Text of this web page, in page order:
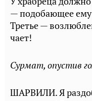
— подобающее
Третье —
чает!
Сурмат, опустив
ШАРВИЛИ. Я